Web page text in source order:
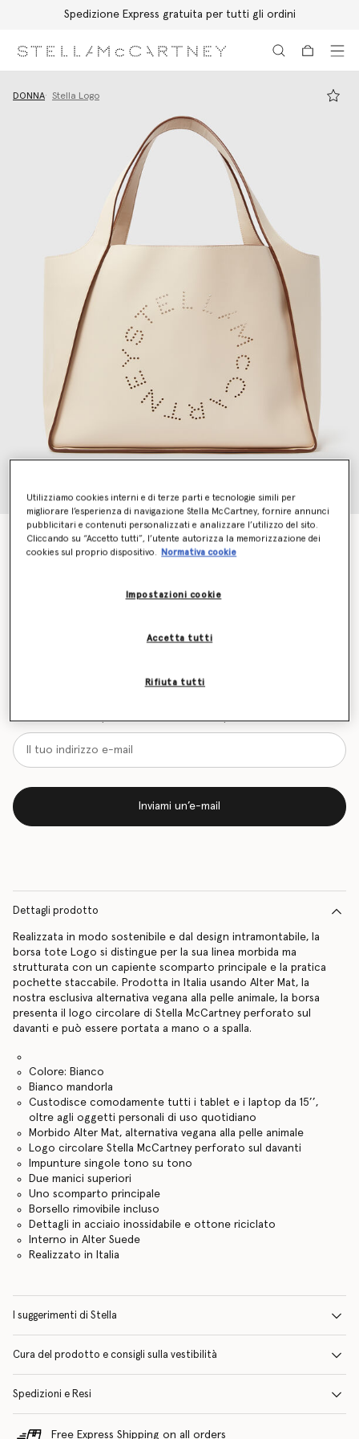
Spedizione Express gratuita per tutti gli ordini
DONNA Stella Logo
Borsa tote Logo
€895.00
Scopri in anteprima quando sarà di nuovo disponibile
Inviami un’e-mail
Dettagli prodotto
Realizzata in modo sostenibile e dal design intramontabile, la
borsa tote Logo si distingue per la sua linea morbida ma
strutturata con un capiente scomparto principale e la pratica
pochette staccabile. Prodotta in Italia usando Alter Mat, la
nostra esclusiva alternativa vegana alla pelle animale, la borsa
presenta il logo circolare di Stella McCartney perforato sul
davanti e può essere portata a mano o a spalla.
Colore: Bianco
Bianco mandorla
Custodisce comodamente tutti i tablet e i laptop da 15’’,
oltre agli oggetti personali di uso quotidiano
Morbido Alter Mat, alternativa vegana alla pelle animale
Logo circolare Stella McCartney perforato sul davanti
Impunture singole tono su tono
Due manici superiori
Uno scomparto principale
Borsello rimovibile incluso
Dettagli in acciaio inossidabile e ottone riciclato
Interno in Alter Suede
Realizzato in Italia
I suggerimenti di Stella
Cura del prodotto e consigli sulla vestibilità
Spedizioni e Resi
Free Express Shipping on all orders
Utilizziamo cookies interni e di terze parti e tecnologie simili per
migliorare l’esperienza di navigazione Stella McCartney, fornire annunci
pubblicitari e contenuti personalizzati e analizzare l’utilizzo del sito.
Cliccando su “Accetto tutti”, l’utente autorizza la memorizzazione dei
cookies sul proprio dispositivo.
Normativa cookie
Impostazioni cookie
Rifiuta tutti
Accetta tutti